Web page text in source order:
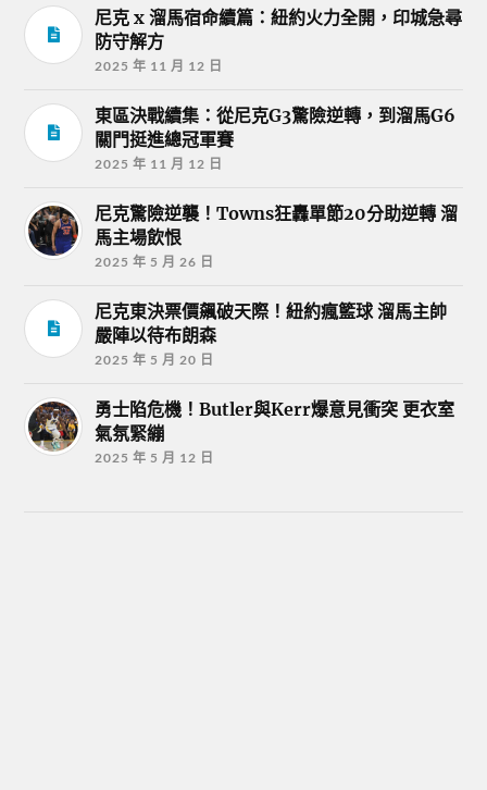
尼克 x 溜馬宿命續篇：紐約火力全開，印城急尋
防守解方
2025 年 11 月 12 日
東區決戰續集：從尼克G3驚險逆轉，到溜馬G6
關門挺進總冠軍賽
2025 年 11 月 12 日
尼克驚險逆襲！Towns狂轟單節20分助逆轉 溜
馬主場飲恨
2025 年 5 月 26 日
尼克東決票價飆破天際！紐約瘋籃球 溜馬主帥
嚴陣以待布朗森
2025 年 5 月 20 日
勇士陷危機！Butler與Kerr爆意見衝突 更衣室
氣氛緊繃
2025 年 5 月 12 日